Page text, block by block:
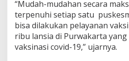
“Mudah-mudahan secara
terpenuhi setiap satu
bisa dilakukan pelayanan
ribu lansia di Purwakarta
vaksinasi covid-19,” ujarnya.